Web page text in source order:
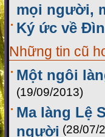
mọi người,
Ký ức về
Những tin cũ
Một ngôi
(19/09/2013)
Ma làng Lệ
người (28/07/